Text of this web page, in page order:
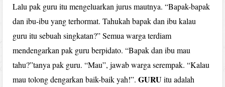
Lalu pak guru itu mengeluarkan jurus mautnya. “Bapak-bapak
dan ibu-ibu yang terhormat. Tahukah bapak dan ibu kalau
guru itu sebuah singkatan?” Semua warga terdiam
mendengarkan pak guru berpidato. “Bapak dan ibu mau
tahu?”tanya pak guru. “Mau”, jawab warga serempak. “Kalau
mau tolong dengarkan baik-baik yah!”.GURUitu adalah